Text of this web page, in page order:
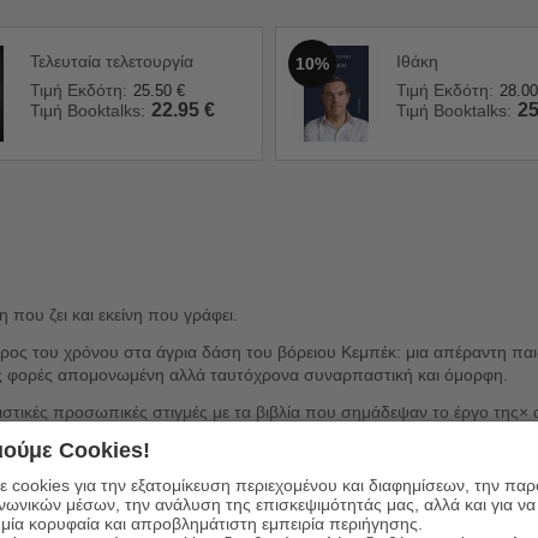
Τελευταία τελετουργία
Τιμή Εκδότη: 25.50 €
Τιμή Booktalks: 22.95 €
10%
Ιθάκη
Τιμή Εκδότη: 28.00
Τιμή Booktalks:
ζει και εκείνη που γράφει.
του χρόνου στα άγρια δάση του βόρειου Κεμπέκ: μια απέραντη
φορές απομονωμένη αλλά ταυτόχρονα συναρπαστική και όμορφη.
προσωπικές στιγμές με τα βιβλία που σημάδεψαν το έργο
άρχισε να γράφει την Ιστορία της Θεραπαινίδας. Μέσα από
συγγραφέα Γκρέιαμ Γκίμπσον– ξεπροβάλλουν ποιητές, αρκούδες,
της.
της, στην τέχνη που υπηρέτησε.
Cookies!
cookies για την εξατομίκευση περιεχομένου και διαφημίσεων, την
μέσων, την ανάλυση της επισκεψιμότητάς μας, αλλά και για
κορυφαία και απροβλημάτιστη εμπειρία περιήγησης.